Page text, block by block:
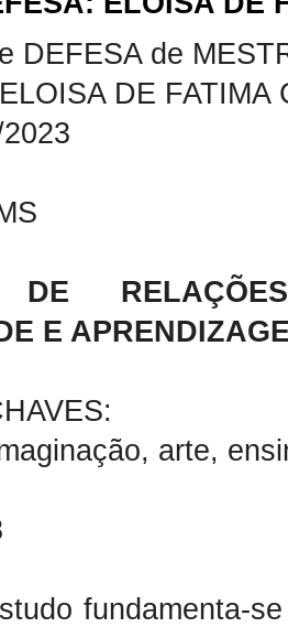
DEFESA de
DE FATIMA
DE
E
arte,
fundamenta-